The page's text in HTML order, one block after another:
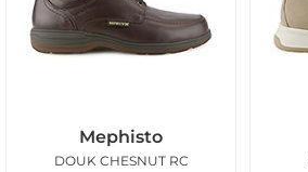
Mephisto
DOUK CHESNUT RC